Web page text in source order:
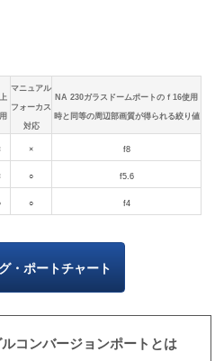
マニュアル
フォーカス
対応
NA 230ガラスドームポートのｆ16使用
時と同等の周辺部画質が得られる絞り値
× f8
○ f5.6
○ f4
・ポートチャート
コンバージョンポートとは